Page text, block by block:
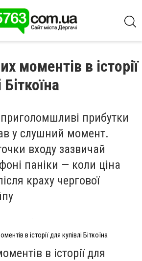
моментів в історії
приголомшливі прибутки
у слушний момент.
входу зазвичай
паніки — коли ціна
краху чергової
в історії для купівлі Біткоїна
в історії для